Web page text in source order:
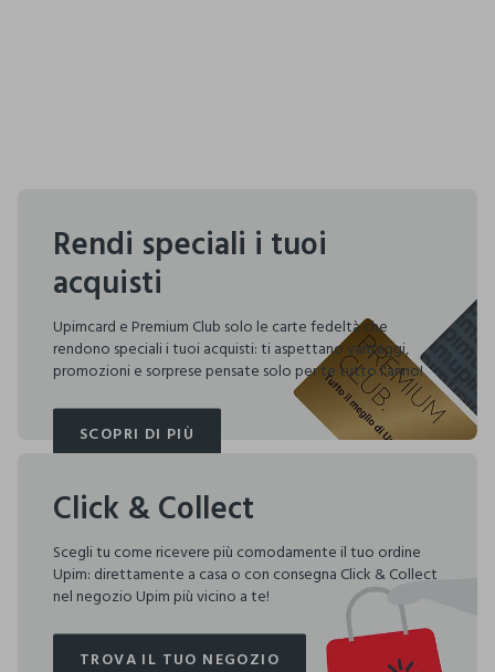
Rendi speciali i tuoi
acquisti
Upimcard e Premium Club solo le carte fedeltà che
rendono speciali i tuoi acquisti: ti aspettano vantaggi,
promozioni e sorprese pensate solo per te tutto l'anno!
SCOPRI DI PIÙ
SCOPRI DI PIÙ
Click & Collect
Scegli tu come ricevere più comodamente il tuo ordine
Upim: direttamente a casa o con consegna Click & Collect
nel negozio Upim più vicino a te!
TROVA IL TUO NEGOZIO